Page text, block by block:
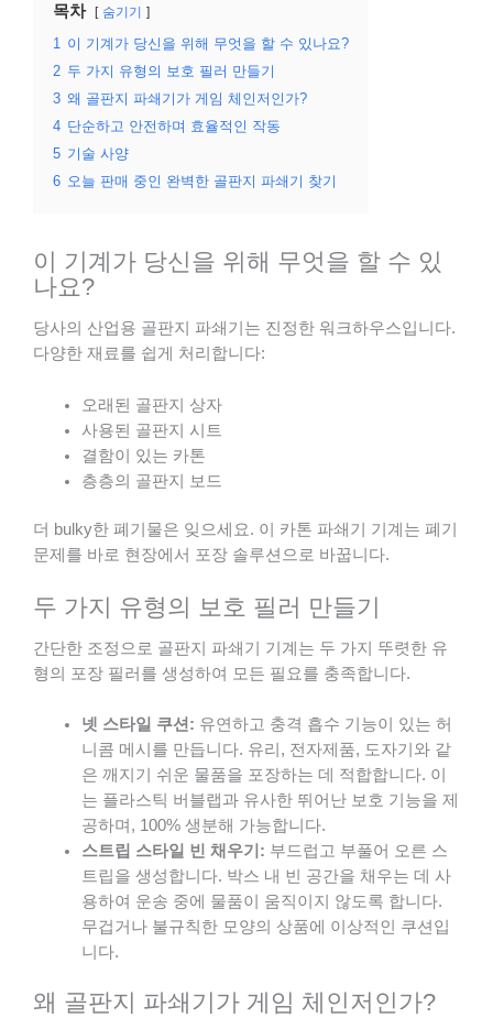
목차 숨기기
1
이 기계가 당신을 위해 무엇을 할 수 있나요?
2 두 가지 유형의 보호 필러 만들기
3 왜 골판지 파쇄기가 게임 체인저인가?
4 단순하고 안전하며 효율적인 작동
5 기술 사양
6 오늘 판매 중인 완벽한 골판지 파쇄기 찾기
이 기계가 당신을 위해 무엇을 할 수 있
나요?
당사의 산업용 골판지 파쇄기는 진정한 워크하우스입니다.
다양한 재료를 쉽게 처리합니다:
오래된 골판지 상자
사용된 골판지 시트
결함이 있는 카톤
층층의 골판지 보드
더 bulky한 폐기물은 잊으세요. 이 카톤 파쇄기 기계는 폐기
문제를 바로 현장에서 포장 솔루션으로 바꿉니다.
두 가지 유형의 보호 필러 만들기
간단한 조정으로 골판지 파쇄기 기계는 두 가지 뚜렷한 유
형의 포장 필러를 생성하여 모든 필요를 충족합니다.
넷 스타일 쿠션: 유연하고 충격 흡수 기능이 있는 허
니콤 메시를 만듭니다. 유리, 전자제품, 도자기와 같
은 깨지기 쉬운 물품을 포장하는 데 적합합니다. 이
는 플라스틱 버블랩과 유사한 뛰어난 보호 기능을 제
공하며, 100% 생분해 가능합니다.
스트립 스타일 빈 채우기: 부드럽고 부풀어 오른 스
트립을 생성합니다. 박스 내 빈 공간을 채우는 데 사
용하여 운송 중에 물품이 움직이지 않도록 합니다.
무겁거나 불규칙한 모양의 상품에 이상적인 쿠션입
니다.
왜 골판지 파쇄기가 게임 체인저인가?